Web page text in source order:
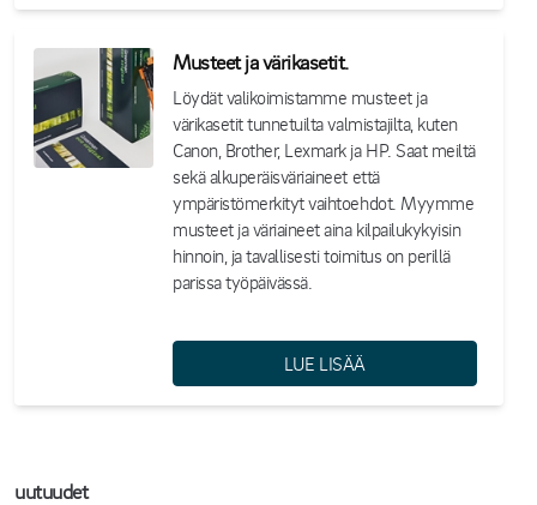
Musteet ja värikasetit.
Löydät valikoimistamme musteet ja
värikasetit tunnetuilta valmistajilta, kuten
Canon, Brother, Lexmark ja HP. Saat meiltä
sekä alkuperäisväriaineet että
ympäristömerkityt vaihtoehdot. Myymme
musteet ja väriaineet aina kilpailukykyisin
hinnoin, ja tavallisesti toimitus on perillä
parissa työpäivässä.
LUE LISÄÄ
uutuudet